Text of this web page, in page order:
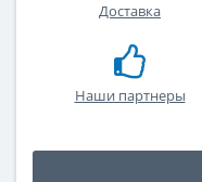
Доставка
Наши партнеры